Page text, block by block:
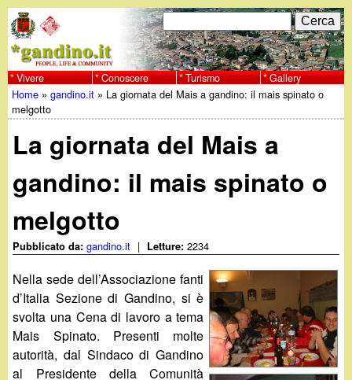
al
contenuto
principale
w
w
w
.
g
a
n
d
F
o
r
m
d
i
i
c
e
c
C
e
r
c
a
Vivere Conoscere Turismo Gallery
Tu
sei
qui
Home »gandino.it » La giornata del Mais a gandino: il mais spinato o
melgotto
La giornata del Mais a
gandino: il mais spinato o
melgotto
Pubblicato da:gandino.it | Letture:2234
Nella sede dell’Associazione fanti
d’Italia Sezione di Gandino, si è
svolta una Cena di lavoro a tema
Mais Spinato. Presenti molte
autorità, dal Sindaco di Gandino
al Presidente della Comunità